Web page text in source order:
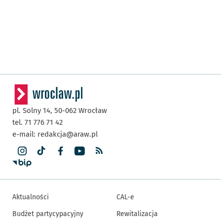
pl. Solny 14, 50-062 Wrocław
tel. 71 776 71 42
e-mail: redakcja@araw.pl
Aktualności
Budżet partycypacyjny
CAL-e
Rewitalizacja